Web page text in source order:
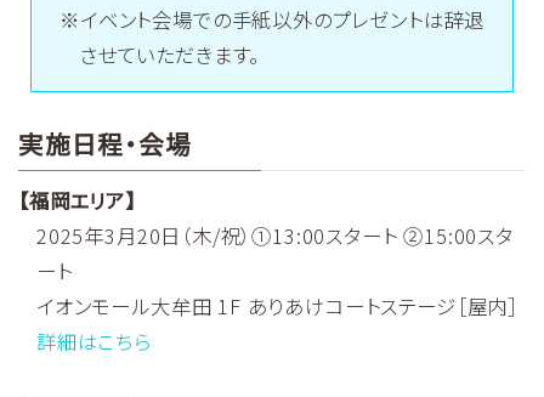
イベント会場での手紙以外のプレゼントは辞退
させていただきます。
実施日程・会場
【福岡エリア】
2025年3月20日（木/祝）①13:00スタート ②15:00スタ
ート
イオンモール大牟田 1F ありあけコートステージ［屋内］
詳細はこちら